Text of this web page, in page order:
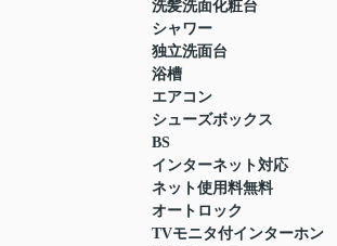
洗髪洗面化粧台
シャワー
独立洗面台
浴槽
エアコン
シューズボックス
BS
インターネット対応
ネット使用料無料
オートロック
TVモニタ付インターホン